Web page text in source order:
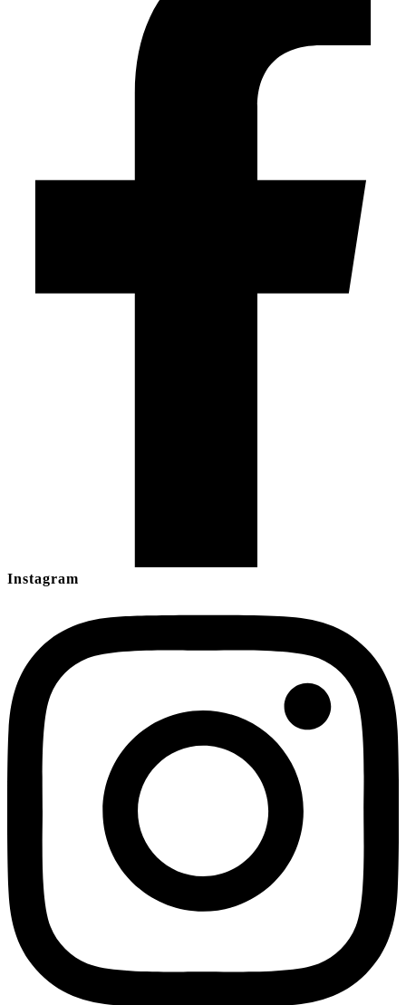
Instagram